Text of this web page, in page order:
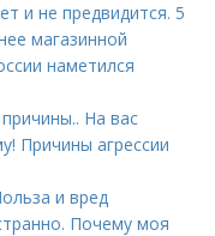
и не предвидится. 5
магазинной
наметился
На вас
Причины агрессии
и вред
Почему моя